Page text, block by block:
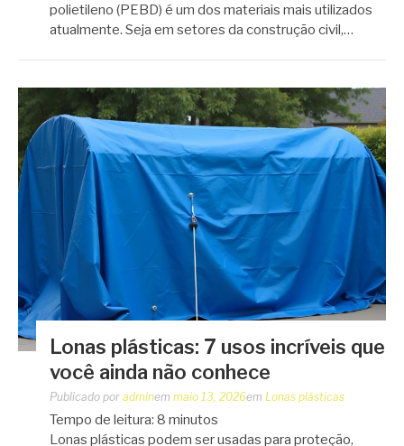
polietileno (PEBD) é um dos materiais mais utilizados
atualmente. Seja em setores da construção civil,…
Lonas plásticas: 7 usos incríveis que
você ainda não conhece
Publicado por adminem maio 13, 2026em Lonas plásticas
Tempo de leitura: 8 minutos
Lonas plásticas podem ser usadas para proteção,